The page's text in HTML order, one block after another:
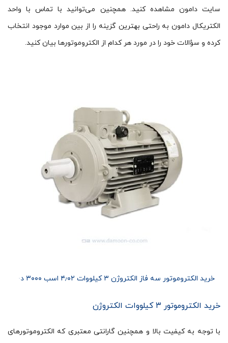
سایت دامون مشاهده کنید. همچنین می‌توانید با تماس با واحد
الکتریکال دامون به راحتی بهترین گزینه را از بین موارد موجود انتخاب
کرده و سؤالات خود را در مورد هر کدام از الکتروموتورها بیان کنید.
خرید الکتروموتور سه فاز الکتروژن ۳ کیلووات ۴٫۰۲ اسب ۳۰۰۰ دور
خرید الکتروموتور ۳ کیلووات الکتروژن
با توجه به کیفیت بالا و همچنین گارانتی معتبری که الکتروموتورهای